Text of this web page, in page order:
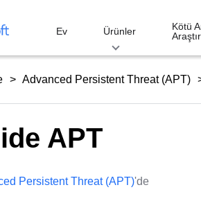
Ev Ürünler
Kötü
Advanced Persistent Threat (APT)
APT
Persistent Threat (APT)'de